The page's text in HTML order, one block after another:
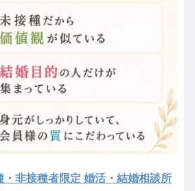
・非接種者限定 婚活・結婚相談所